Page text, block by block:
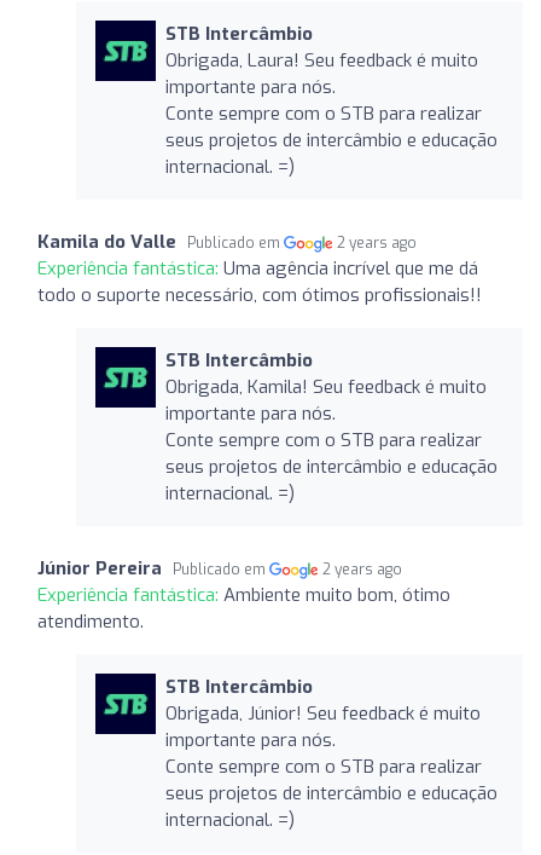
STB Intercâmbio
Obrigada, Laura! Seu feedback é muito
importante para nós.
Conte sempre com o STB para realizar
seus projetos de intercâmbio e educação
internacional. =)
Kamila do Valle Publicado em 2 years ago
Experiência fantástica: Uma agência incrível que me dá
todo o suporte necessário, com ótimos profissionais!!
STB Intercâmbio
Obrigada, Kamila! Seu feedback é muito
importante para nós.
Conte sempre com o STB para realizar
seus projetos de intercâmbio e educação
internacional. =)
Júnior Pereira Publicado em 2 years ago
Experiência fantástica: Ambiente muito bom, ótimo
atendimento.
STB Intercâmbio
Obrigada, Júnior! Seu feedback é muito
importante para nós.
Conte sempre com o STB para realizar
seus projetos de intercâmbio e educação
internacional. =)